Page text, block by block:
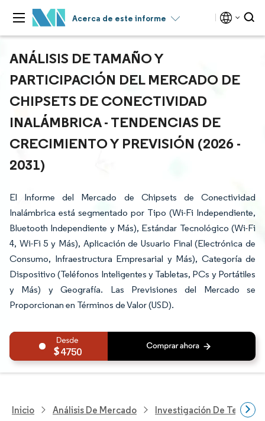
Acerca de este informe
ANÁLISIS DE TAMAÑO Y
PARTICIPACIÓN DEL MERCADO DE
CHIPSETS DE CONECTIVIDAD
INALÁMBRICA - TENDENCIAS DE
CRECIMIENTO Y PREVISIÓN (2026 -
2031)
El Informe del Mercado de Chipsets de Conectividad
Inalámbrica está segmentado por Tipo (Wi-Fi Independiente,
Bluetooth Independiente y Más), Estándar Tecnológico (Wi-Fi
4, Wi-Fi 5 y Más), Aplicación de Usuario Final (Electrónica de
Consumo, Infraestructura Empresarial y Más), Categoría de
Dispositivo (Teléfonos Inteligentes y Tabletas, PCs y Portátiles
y Más) y Geografía. Las Previsiones del Mercado se
Proporcionan en Términos de Valor (USD).
4750
Inicio Análisis De Mercado Investigación De